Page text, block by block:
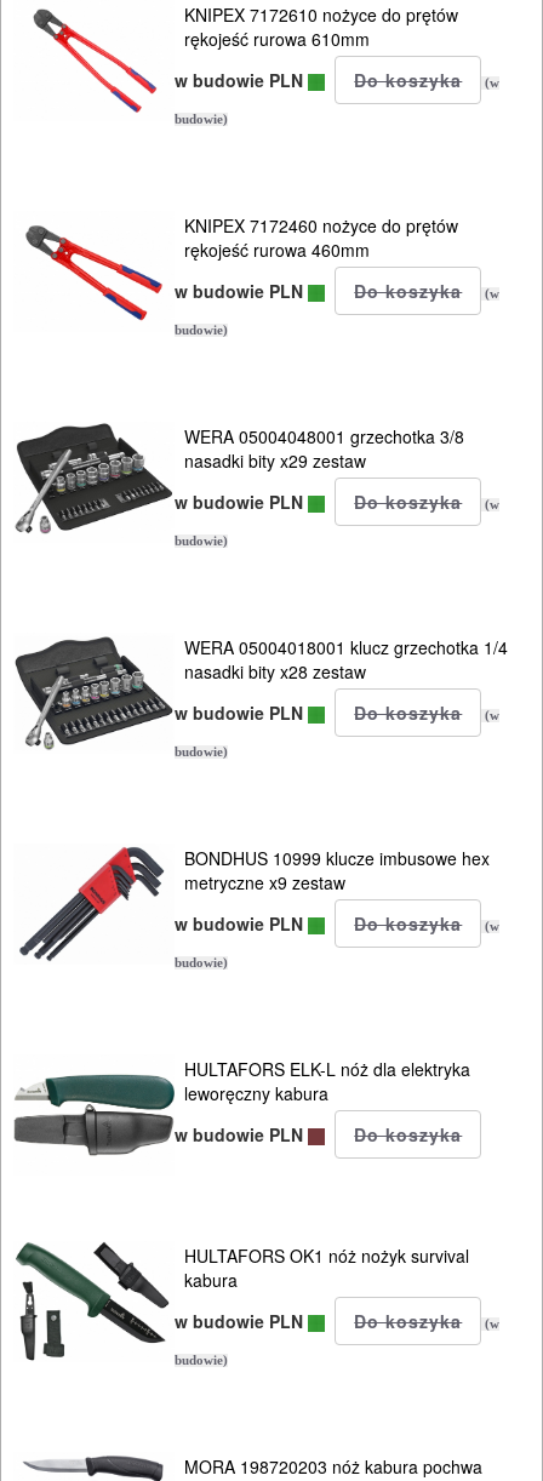
ELEKTRONARZĘDZIA
AKUMULATOROWE
OSPRZĘT
DO
ELEKTRONARZĘDZI
MAGAZYNOWANIE
POMIAROWE
KNIPEX 7172610 nożyce do prętów
rękojeść rurowa 610mm
w budowie PLN
(w
budowie)
KNIPEX 7172460 nożyce do prętów
rękojeść rurowa 460mm
w budowie PLN
(w
budowie)
WERA 05004048001 grzechotka 3/8
nasadki bity x29 zestaw
w budowie PLN
(w
budowie)
WERA 05004018001 klucz grzechotka 1/4
nasadki bity x28 zestaw
w budowie PLN
(w
budowie)
BONDHUS 10999 klucze imbusowe hex
metryczne x9 zestaw
w budowie PLN
(w
budowie)
HULTAFORS ELK-L nóż dla elektryka
leworęczny kabura
w budowie PLN
HULTAFORS OK1 nóż nożyk survival
kabura
w budowie PLN
(w
budowie)
MORA 198720203 nóż kabura pochwa